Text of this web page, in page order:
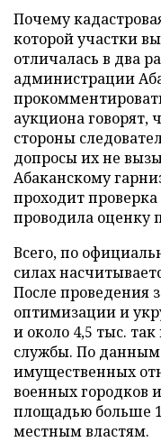
Почему
которой участки
отличалась в два
администрации
аукциона говорят,
стороны
допросы их не
Абаканскому
проходит
проводила оценку
Всего, по
силах
После проведения
оптимизации и
и около 4,5 тыс.
службы. По
имущественных
военных городков
площадью больше
местным властям.